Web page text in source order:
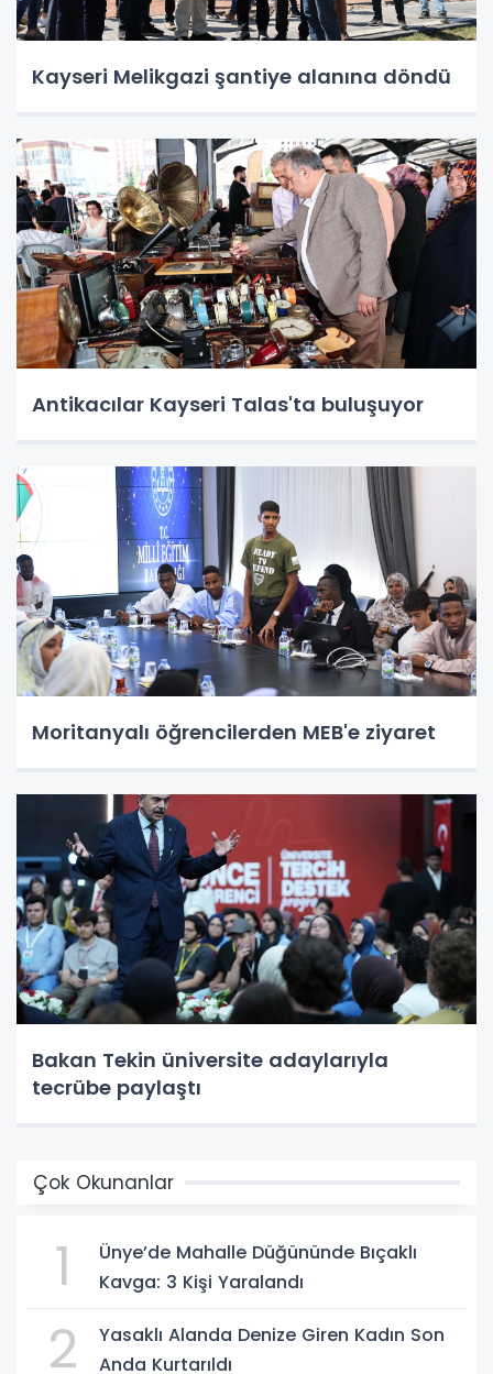
Kayseri Melikgazi şantiye alanına döndü
Antikacılar Kayseri Talas'ta buluşuyor
Moritanyalı öğrencilerden MEB'e ziyaret
Bakan Tekin üniversite adaylarıyla
tecrübe paylaştı
Çok Okunanlar
1
Ünye’de Mahalle Düğününde Bıçaklı
Kavga: 3 Kişi Yaralandı
2
Yasaklı Alanda Denize Giren Kadın Son
Anda Kurtarıldı